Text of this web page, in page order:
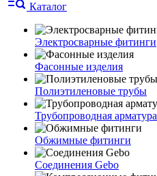
Каталог
Электросварные фитинги
Фасонные изделия
Полиэтиленовые трубы
Трубопроводная арматура
Обжимные фитинги
Соединения Gebo